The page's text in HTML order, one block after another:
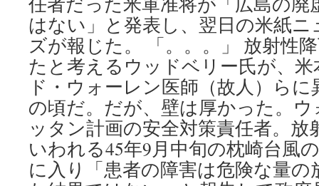
はない」と発表し、翌日の米紙
ズが報じた。 「。。。」 放射性
たと考えるウッドベリー氏が、
ド・ウォーレン医師（故人）ら
の頃だ。だが、壁は厚かった。
ッタン計画の安全対策責任者。
いわれる45年9月中旬の枕崎台風
に入り「患者の障害は危険な量